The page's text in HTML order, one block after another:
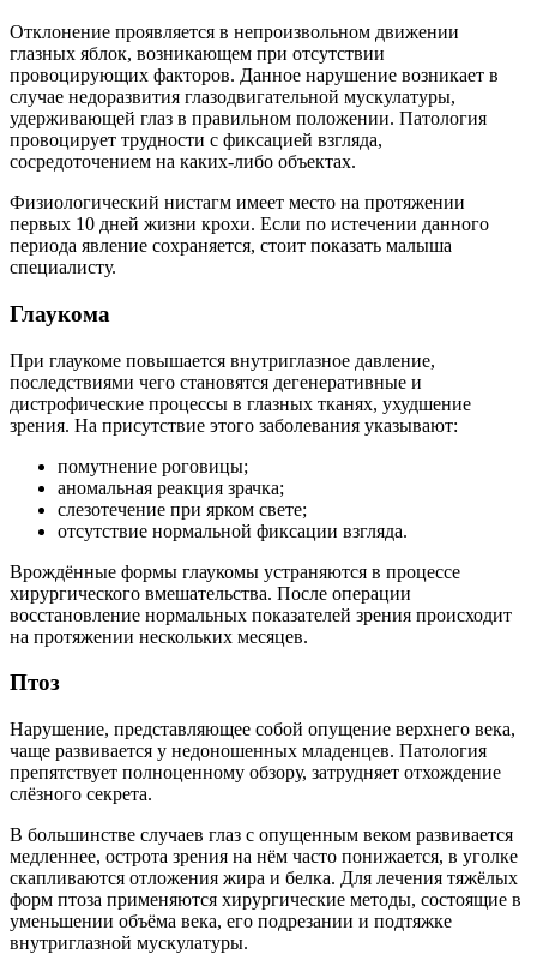
Отклонение проявляется в непроизвольном движении
глазных яблок, возникающем при отсутствии
провоцирующих факторов. Данное нарушение возникает в
случае недоразвития глазодвигательной мускулатуры,
удерживающей глаз в правильном положении. Патология
провоцирует трудности с фиксацией взгляда,
сосредоточением на каких-либо объектах.
Физиологический нистагм имеет место на протяжении
первых 10 дней жизни крохи. Если по истечении данного
периода явление сохраняется, стоит показать малыша
специалисту.
Глаукома
При глаукоме повышается внутриглазное давление,
последствиями чего становятся дегенеративные и
дистрофические процессы в глазных тканях, ухудшение
зрения. На присутствие этого заболевания указывают:
помутнение роговицы;
аномальная реакция зрачка;
слезотечение при ярком свете;
отсутствие нормальной фиксации взгляда.
Врождённые формы глаукомы устраняются в процессе
хирургического вмешательства. После операции
восстановление нормальных показателей зрения происходит
на протяжении нескольких месяцев.
Птоз
Нарушение, представляющее собой опущение верхнего века,
чаще развивается у недоношенных младенцев. Патология
препятствует полноценному обзору, затрудняет отхождение
слёзного секрета.
В большинстве случаев глаз с опущенным веком развивается
медленнее, острота зрения на нём часто понижается, в уголке
скапливаются отложения жира и белка. Для лечения тяжёлых
форм птоза применяются хирургические методы, состоящие в
уменьшении объёма века, его подрезании и подтяжке
внутриглазной мускулатуры.